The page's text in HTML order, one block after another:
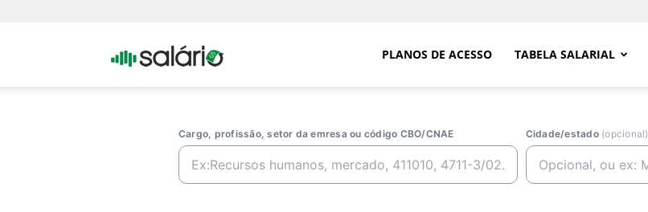
Portal PLANOS DE ACESSO TABELA SALARIAL
Cargo, profissão, setor da emresa ou código CBO/CNAE Cidade/estado (opcional)